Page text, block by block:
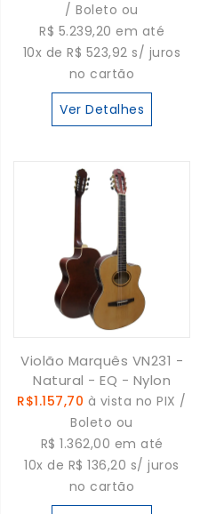
/ Boleto ou
R$ 5.239,20 em até
10x de R$ 523,92 s/ juros
no cartão
Ver Detalhes
Violão Marquês VN231 -
Natural - EQ - Nylon
R$1.157,70 à vista no PIX /
Boleto ou
R$ 1.362,00 em até
10x de R$ 136,20 s/ juros
no cartão